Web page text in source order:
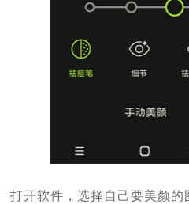
打开软件，选择自己要美颜的